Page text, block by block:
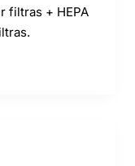
filtras + HEPA